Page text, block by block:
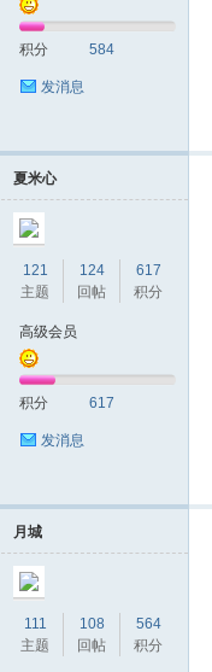
积分 584
发消息
夏米心
121
主题
124
回帖
617
积分
高级会员
积分 617
发消息
月城
111
主题
108
回帖
564
积分